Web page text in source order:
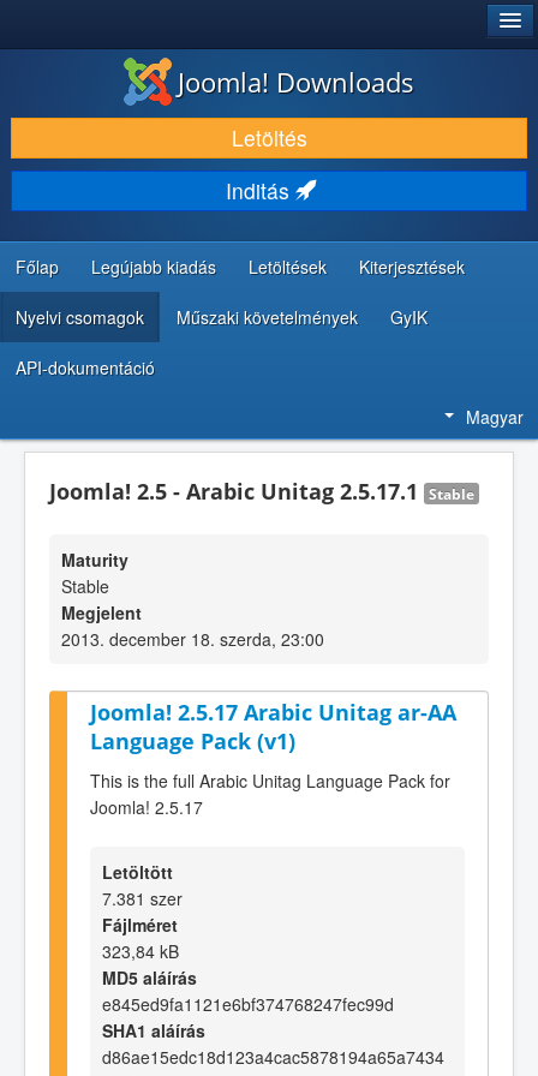
LETÖLTÉS ÉS KITERJESZTÉS
FEDEZZE FEL ÉS TANULJA MEG
KÖZÖSSÉG ÉS TÁMOGATÁS
FEJLESZTŐI ERŐFORRÁSOK
Joomla! Downloads
Letöltés
Inditás
Főlap Legújabb kiadás Letöltések Kiterjesztések
Nyelvi csomagok Műszaki követelmények GyIK
API-dokumentáció
Magyar
Joomla! 2.5 - Arabic Unitag 2.5.17.1 Stable
Maturity
Stable
Megjelent
2013. december 18. szerda, 23:00
Joomla! 2.5.17 Arabic Unitag ar-AA
Language Pack (v1)
This is the full Arabic Unitag Language Pack for
Joomla! 2.5.17
Letöltött
7.381 szer
Fájlméret
323,84 kB
MD5 aláírás
e845ed9fa1121e6bf374768247fec99d
SHA1 aláírás
d86ae15edc18d123a4cac5878194a65a7434